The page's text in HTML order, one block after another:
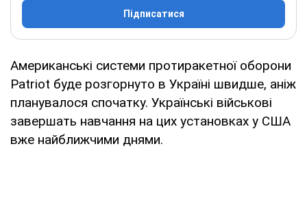
Підписатися
Американські системи протиракетної оборони
Patriot буде розгорнуто в Україні швидше, аніж
планувалося спочатку. Українські військові
завершать навчання на цих установках у США
вже найближчими днями.